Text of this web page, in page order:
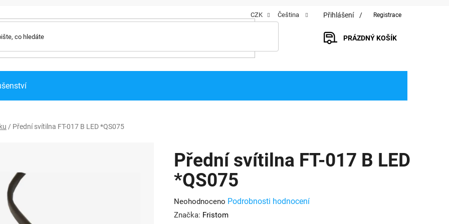
CZK Čeština Přihlášení Registrace
PRÁZDNÝ KOŠÍK
/ Přední svítilna FT-017 B LED *QS075
Přední svítilna FT-017 B LED
*QS075
Průměrné
hodnocení
Neohodnoceno Podrobnosti hodnocení
Značka: Fristom